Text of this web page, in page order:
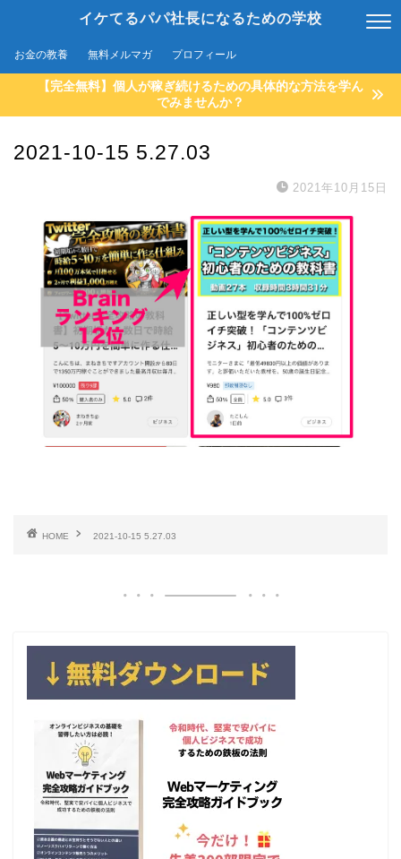
イケてるパパ社長になるための学校
お金の教養 無料メルマガ プロフィール
【完全無料】個人が稼ぎ続けるための具体的な方法を学ん
でみませんか？
2021-10-15 5.27.03
2021年10月15日
HOME 2021-10-15 5.27.03